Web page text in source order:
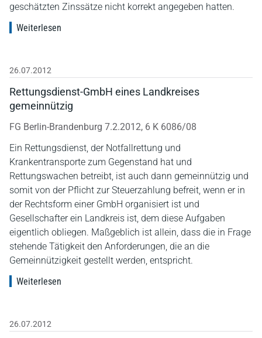
geschätzten Zinssätze nicht korrekt angegeben hatten.
Weiterlesen
26.07.2012
Rettungsdienst-GmbH eines Landkreises
gemeinnützig
FG Berlin-Brandenburg 7.2.2012, 6 K 6086/08
Ein Rettungsdienst, der Notfallrettung und
Krankentransporte zum Gegenstand hat und
Rettungswachen betreibt, ist auch dann gemeinnützig und
somit von der Pflicht zur Steuerzahlung befreit, wenn er in
der Rechtsform einer GmbH organisiert ist und
Gesellschafter ein Landkreis ist, dem diese Aufgaben
eigentlich obliegen. Maßgeblich ist allein, dass die in Frage
stehende Tätigkeit den Anforderungen, die an die
Gemeinnützigkeit gestellt werden, entspricht.
Weiterlesen
26.07.2012